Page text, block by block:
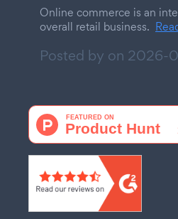
Online commerce is an
overall retail business.
Posted by on 2026-